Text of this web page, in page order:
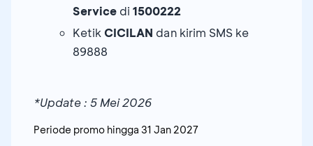
Service di 1500222
Ketik CICILAN dan kirim SMS ke
89888
*Update : 5 Mei 2026
Periode promo hingga 31 Jan 2027